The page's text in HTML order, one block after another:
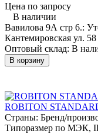
Цена по запросу
В наличии
Вавилова 9А стр 6.:
Кантемировская ул.
Оптовый склад: В
В корзину
ROBITON
Страны: Бренд/
Типоразмер по МЭК,